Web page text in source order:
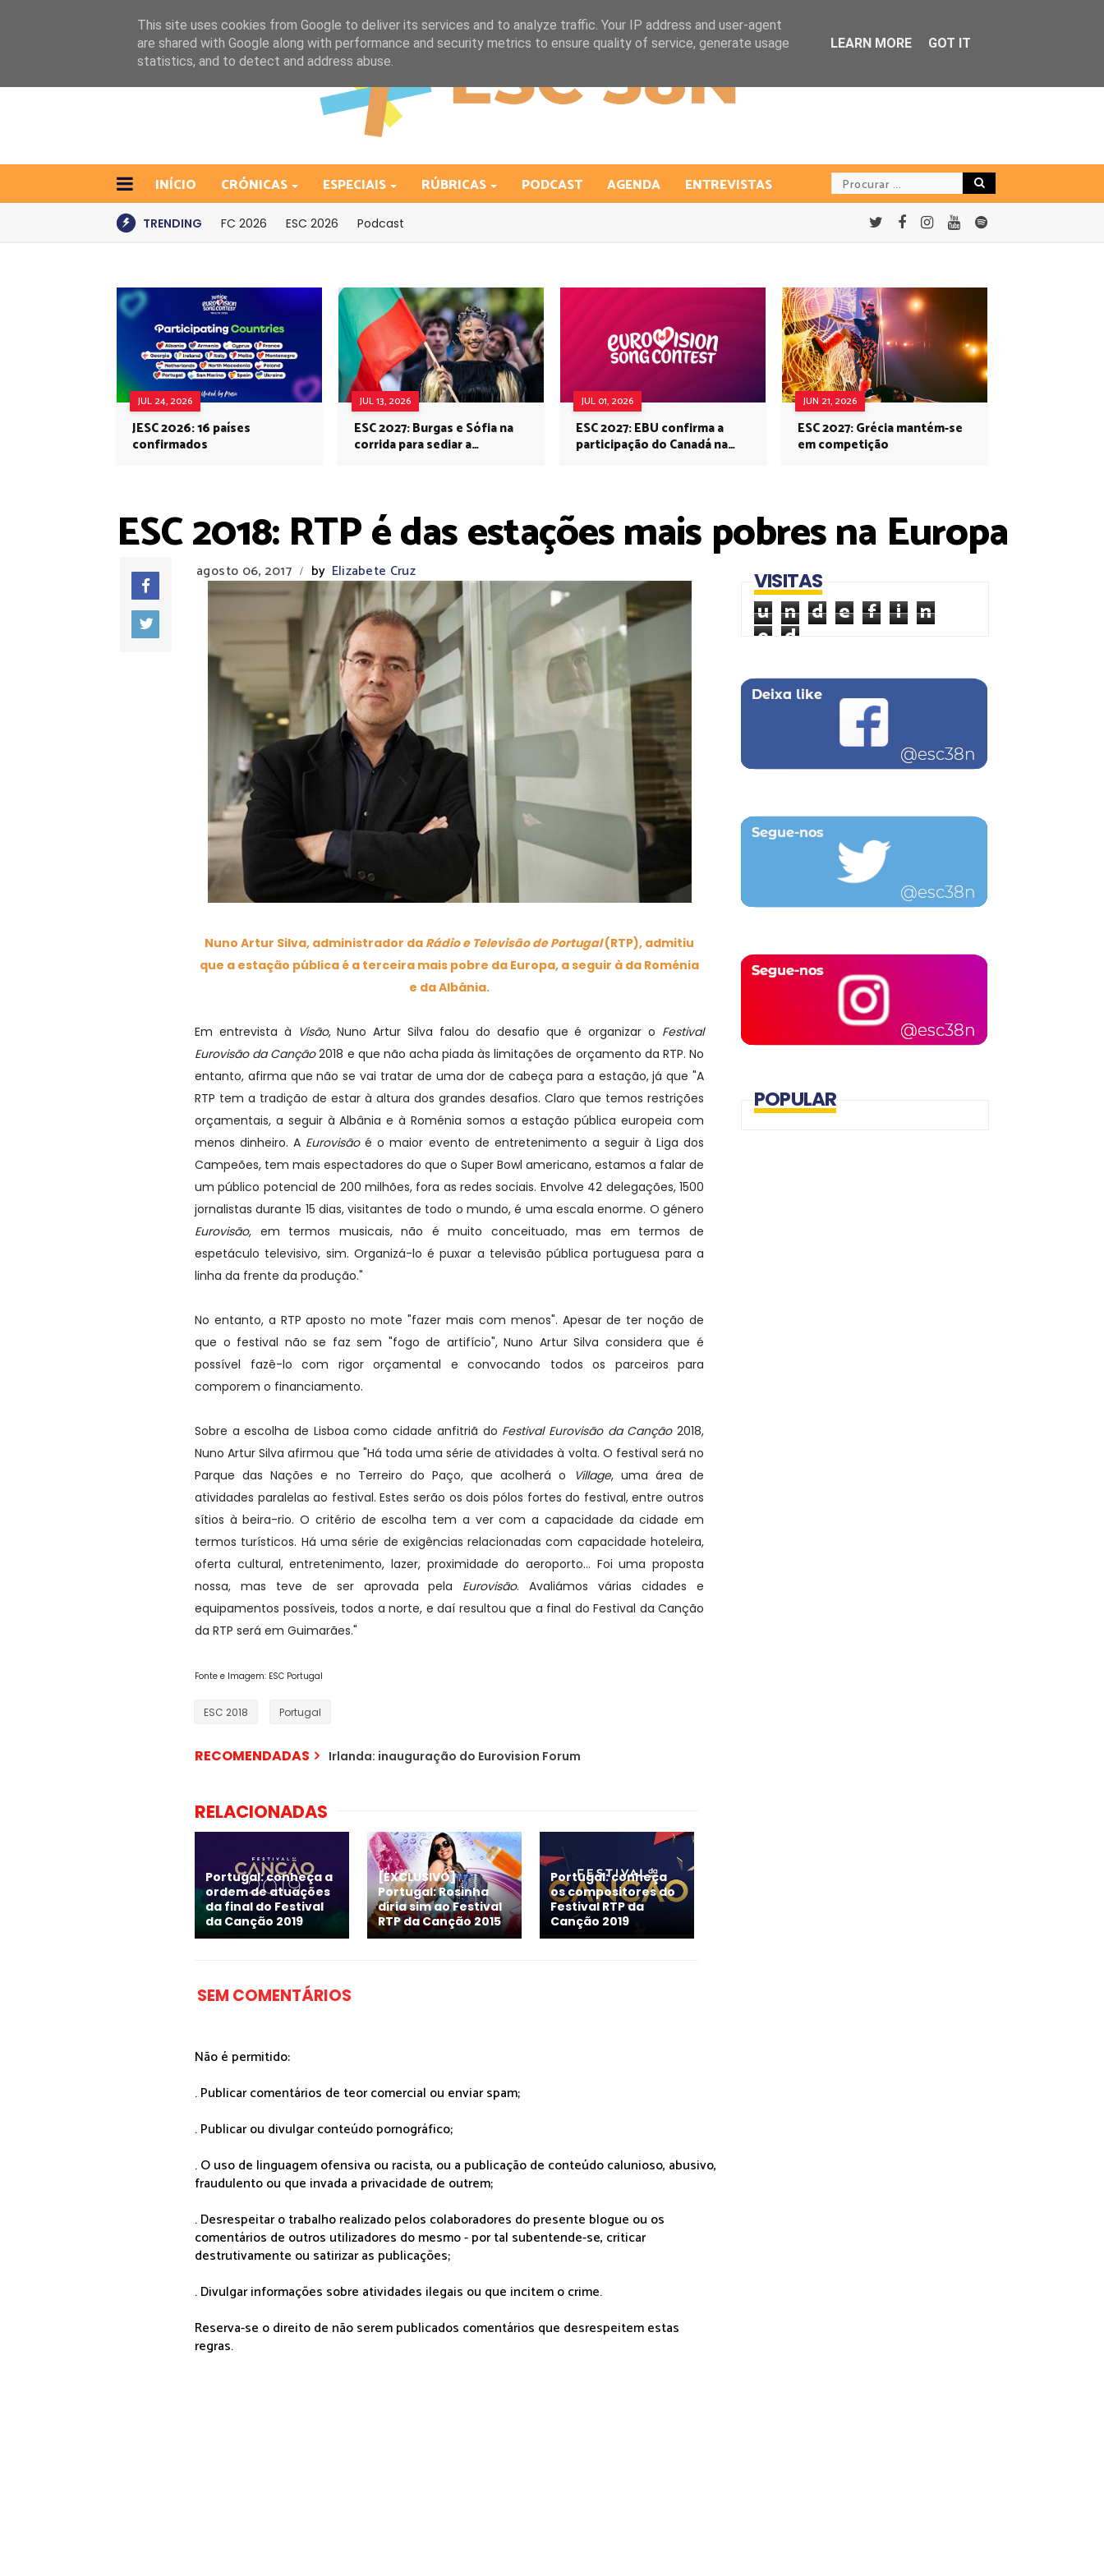
INÍCIO CRÓNICAS ESPECIAIS RÚBRICAS PODCAST AGENDA ENTREVISTAS
TRENDING FC 2026 ESC 2026 Podcast
JUL 24, 2026
JESC 2026: 16 países
confirmados
JUL 13, 2026
ESC 2027: Burgas e Sófia na
corrida para sediar a
JUL 01, 2026
ESC 2027: EBU confirma a
participação do Canadá na
JUN 21, 2026
ESC 2027: Grécia mantém-se
em competição
ESC 2018: RTP é das estações mais pobres na Europa
agosto 06, 2017 / by Elizabete Cruz
Nuno Artur Silva, administrador da Rádio e Televisão de Portugal(RTP), admitiu
que a estação pública é a terceira mais pobre da Europa, a seguir à da Roménia
e da Albânia.
Em entrevista à Visão, Nuno Artur Silva falou do desafio que é organizar o Festival
Eurovisão da Canção2018 e que não acha piada às limitações de orçamento da RTP. No
entanto, afirma que não se vai tratar de uma dor de cabeça para a estação, já que "A
RTP tem a tradição de estar à altura dos grandes desafios. Claro que temos restrições
orçamentais, a seguir à Albânia e à Roménia somos a estação pública europeia com
menos dinheiro. A Eurovisãoé o maior evento de entretenimento a seguir à Liga dos
Campeões, tem mais espectadores do que o Super Bowl americano, estamos a falar de
um público potencial de 200 milhões, fora as redes sociais. Envolve 42 delegações, 1500
jornalistas durante 15 dias, visitantes de todo o mundo, é uma escala enorme. O género
Eurovisão, em termos musicais, não é muito conceituado, mas em termos de
espetáculo televisivo, sim. Organizá-lo é puxar a televisão pública portuguesa para a
linha da frente da produção."
No entanto, a RTP aposto no mote "fazer mais com menos". Apesar de ter noção de
que o festival não se faz sem "fogo de artifício", Nuno Artur Silva considera que é
possível fazê-lo com rigor orçamental e convocando todos os parceiros para
comporem o financiamento.
Sobre a escolha de Lisboa como cidade anfitriã do Festival Eurovisão da Canção2018,
Nuno Artur Silva afirmou que "Há toda uma série de atividades à volta. O festival será no
Parque das Nações e no Terreiro do Paço, que acolherá o
Village, uma área de
atividades paralelas ao festival. Estes serão os dois pólos fortes do festival, entre outros
sítios à beira-rio. O critério de escolha tem a ver com a capacidade da cidade em
termos turísticos. Há uma série de exigências relacionadas com capacidade hoteleira,
oferta cultural, entretenimento, lazer, proximidade do aeroporto… Foi uma proposta
nossa, mas teve de ser aprovada pela Eurovisão. Avaliámos várias cidades e
equipamentos possíveis, todos a norte, e daí resultou que a final do Festival da Canção
da RTP será em Guimarães."
Fonte e Imagem: ESC Portugal
ESC 2018 Portugal
RECOMENDADAS Irlanda: inauguração do Eurovision Forum
RELACIONADAS
Portugal: conheça a
ordem de atuações
da final do Festival
da Canção 2019
[EXCLUSIVO]
Portugal: Rosinha
diria sim ao Festival
RTP da Canção 2015
Portugal: conheça
os compositores do
Festival RTP da
Canção 2019
SEM COMENTÁRIOS
Não é permitido:
. Publicar comentários de teor comercial ou enviar spam;
. Publicar ou divulgar conteúdo pornográfico;
. O uso de linguagem ofensiva ou racista, ou a publicação de conteúdo calunioso, abusivo,
fraudulento ou que invada a privacidade de outrem;
. Desrespeitar o trabalho realizado pelos colaboradores do presente blogue ou os
comentários de outros utilizadores do mesmo - por tal subentende-se, criticar
destrutivamente ou satirizar as publicações;
. Divulgar informações sobre atividades ilegais ou que incitem o crime.
Reserva-se o direito de não serem publicados comentários que desrespeitem estas
regras.
VISITAS
u n d e f i n
e d
POPULAR
This site uses cookies from Google to deliver its services and to analyze traffic. Your IP address and user-agent
are shared with Google along with performance and security metrics to ensure quality of service, generate usage
statistics, and to detect and address abuse.
LEARN MORE GOT IT